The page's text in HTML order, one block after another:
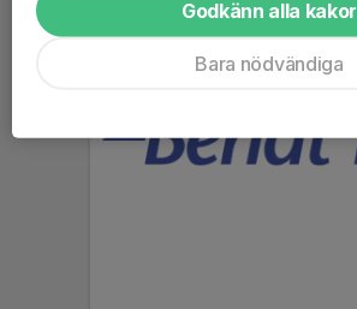
Godkänn alla kakor
Bara nödvändiga